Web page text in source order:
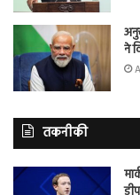
ने
तकनीकी